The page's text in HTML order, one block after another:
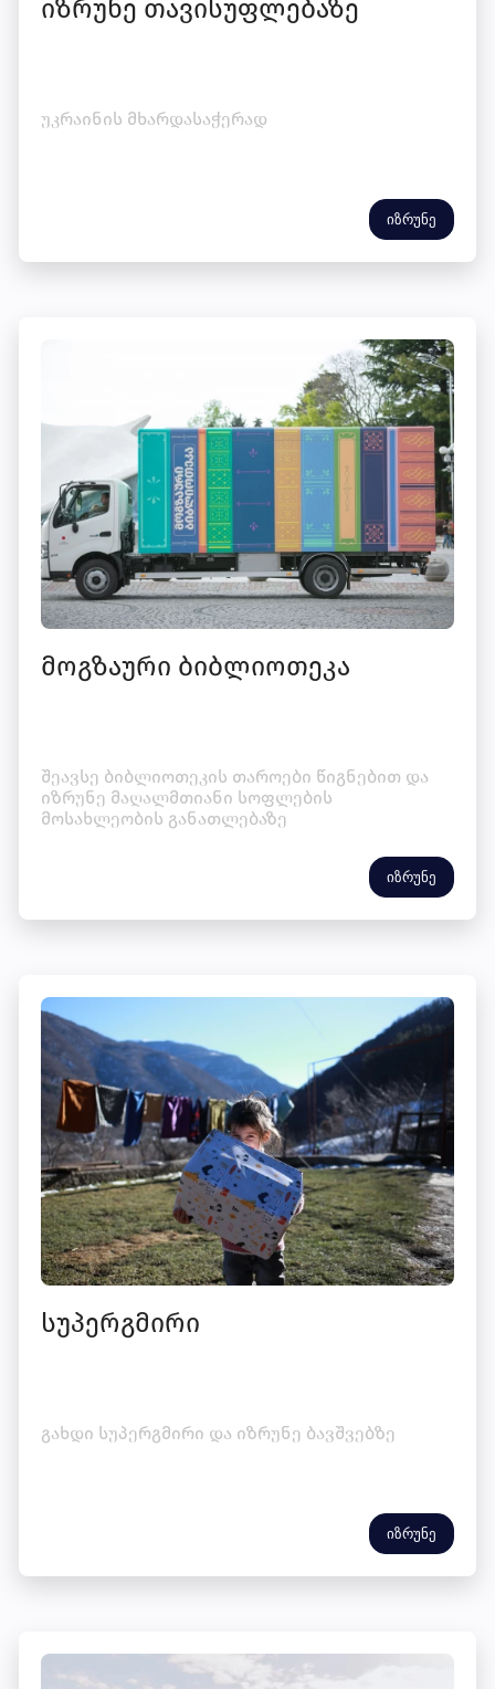
იზრუნე თავისუფლებაზე
უკრაინის მხარდასაჭერად
იზრუნე
მოგზაური ბიბლიოთეკა
შეავსე ბიბლიოთეკის თაროები წიგნებით და
იზრუნე მაღალმთიანი სოფლების
მოსახლეობის განათლებაზე
იზრუნე
სუპერგმირი
გახდი სუპერგმირი და იზრუნე ბავშვებზე
იზრუნე